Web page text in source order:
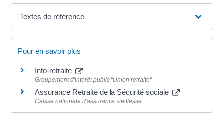
Textes de référence
Pour en savoir plus
Info-retraite
Groupement d'intérêt public "Union retraite"
Assurance Retraite de la Sécurité sociale
Caisse nationale d'assurance vieillesse